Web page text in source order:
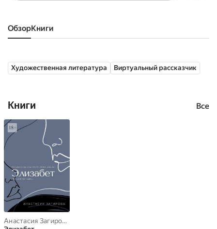
Обзор книги
Художественная литература Виртуальный рассказчик
Книги Все
Анастасия Загирова